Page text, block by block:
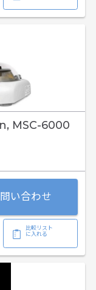
MSC-6000
い合わせ
比較リスト
に入れる